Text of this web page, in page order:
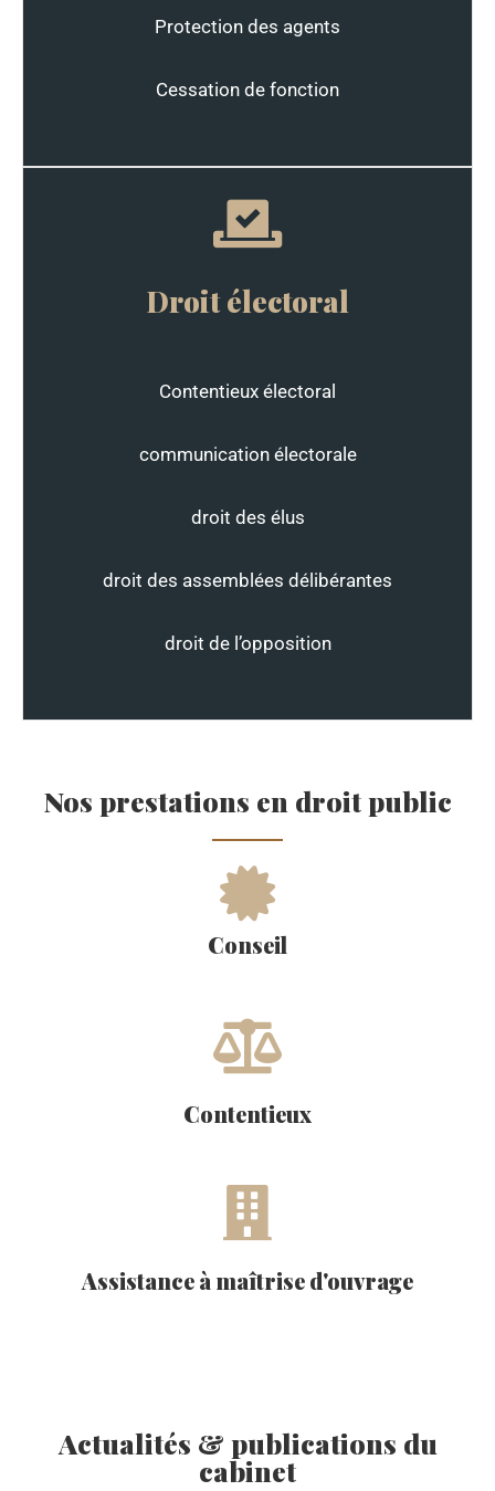
Protection des agents
Cessation de fonction
Droit électoral
Contentieux électoral
communication électorale
droit des élus
droit des assemblées délibérantes
droit de l’opposition
Nos prestations en droit public
Conseil
Contentieux
Assistance à maîtrise d'ouvrage
Actualités & publications du
cabinet